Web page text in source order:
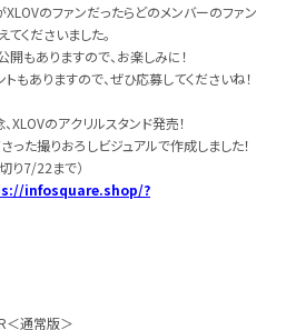
XLOVのファンだったらどのメンバーのファン
くださいました。
もありますので、お楽しみに！
もありますので、ぜひ応募してくださいね！
XLOVのアクリルスタンド発売！
った撮りおろしビジュアルで作成しました！
り7/22まで）
infosquare.shop/?
＜通常版＞